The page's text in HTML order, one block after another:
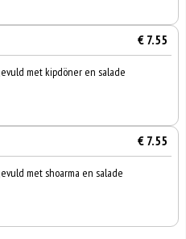
€ 7.55
met kipdöner en salade
€ 7.55
met shoarma en salade